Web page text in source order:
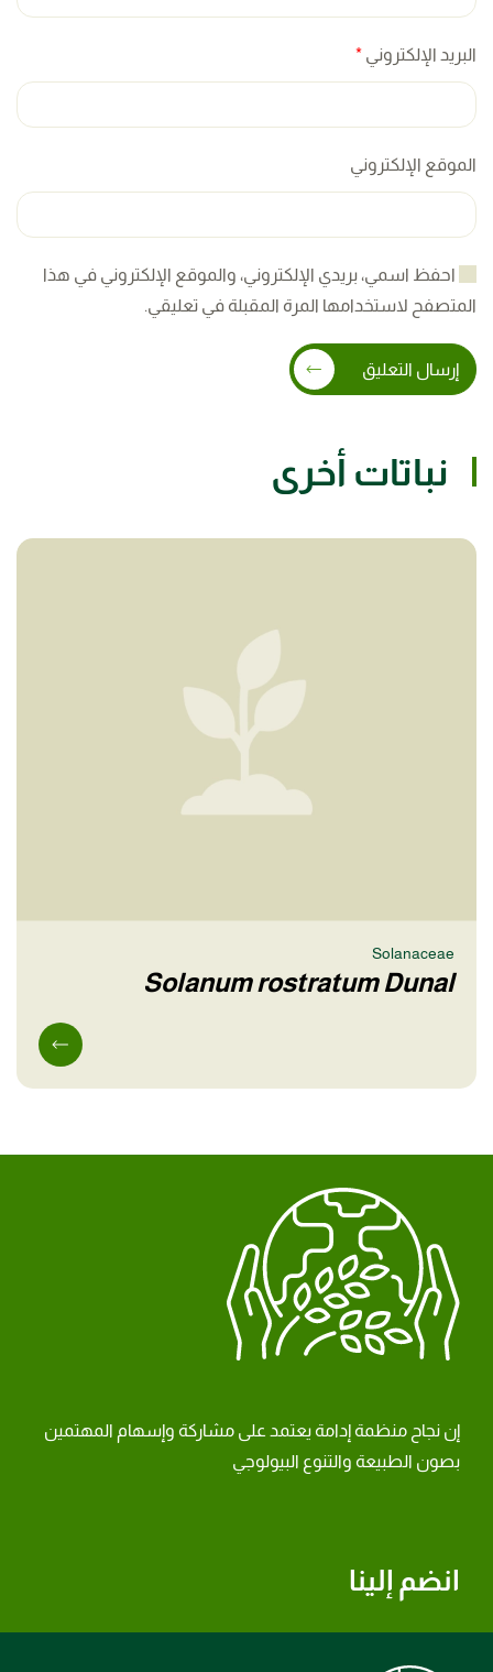
البريد الإلكتروني *
الموقع الإلكتروني
احفظ اسمي، بريدي الإلكتروني، والموقع الإلكتروني في هذا
المتصفح لاستخدامها المرة المقبلة في تعليقي.
إرسال التعليق
نباتات أخرى
Solanaceae
Solanum rostratum Dunal
انضم إلينا
إن نجاح منظمة إدامة يعتمد على مشاركة وإسهام المهتمين
بصون الطبيعة والتنوع البيولوجي